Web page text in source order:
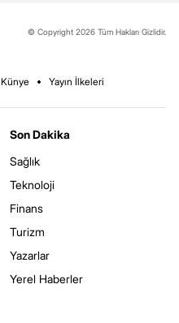
© Copyright 2026 Tüm Hakları Gizlidir.
Künye Yayın İlkeleri
Son Dakika
Sağlık
Teknoloji
Finans
Turizm
Yazarlar
Yerel Haberler